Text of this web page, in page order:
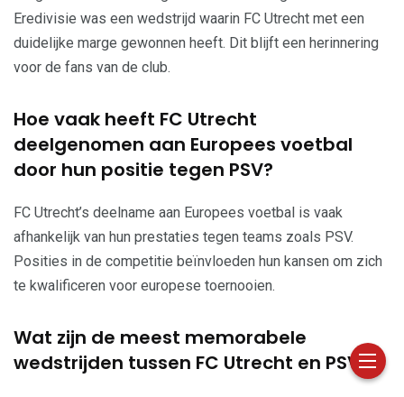
Eredivisie was een wedstrijd waarin FC Utrecht met een
duidelijke marge gewonnen heeft. Dit blijft een herinnering
voor de fans van de club.
Hoe vaak heeft FC Utrecht
deelgenomen aan Europees voetbal
door hun positie tegen PSV?
FC Utrecht’s deelname aan Europees voetbal is vaak
afhankelijk van hun prestaties tegen teams zoals PSV.
Posities in de competitie beïnvloeden hun kansen om zich
te kwalificeren voor europese toernooien.
Wat zijn de meest memorabele
wedstrijden tussen FC Utrecht en PSV?